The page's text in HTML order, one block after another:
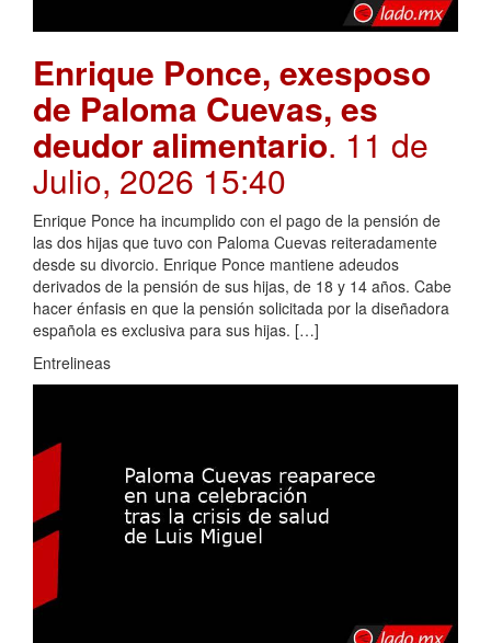
Enrique Ponce, exesposo
de Paloma Cuevas, es
deudor alimentario. 11 de
Julio, 2026 15:40
Enrique Ponce ha incumplido con el pago de la pensión de
las dos hijas que tuvo con Paloma Cuevas reiteradamente
desde su divorcio. Enrique Ponce mantiene adeudos
derivados de la pensión de sus hijas, de 18 y 14 años. Cabe
hacer énfasis en que la pensión solicitada por la diseñadora
española es exclusiva para sus hijas. […]
Entrelineas